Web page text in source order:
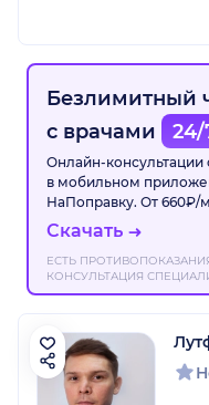
Безлимитный
с врачами
24/
Онлайн-консультации
в мобильном
НаПоправку. От 660₽/
Скачать
ЕСТЬ
КОНСУЛЬТАЦИЯ